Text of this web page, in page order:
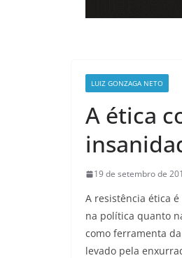
LUIZ GONZAGA NETO
A ética
19 de setembro de
A resistência ética
na política quanto
como ferramenta
levado pela